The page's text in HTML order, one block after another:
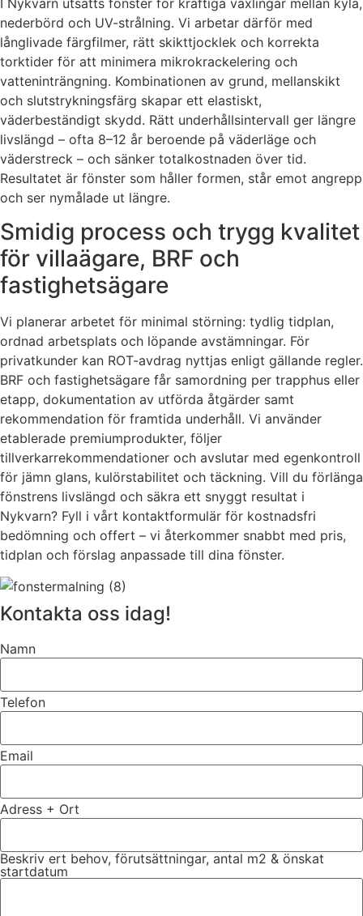
nederbörd och UV-strålning. Vi arbetar därför med
långlivade färgfilmer, rätt skikttjocklek och korrekta
torktider för att minimera mikrokrackelering och
vatteninträngning. Kombinationen av grund, mellanskikt
och slutstrykningsfärg skapar ett elastiskt,
väderbeständigt skydd. Rätt underhållsintervall ger längre
livslängd – ofta 8–12 år beroende på väderläge och
väderstreck – och sänker totalkostnaden över tid.
Resultatet är fönster som håller formen, står emot angrepp
och ser nymålade ut längre.
Smidig process och trygg kvalitet
för villaägare, BRF och
fastighetsägare
Vi planerar arbetet för minimal störning: tydlig tidplan,
ordnad arbetsplats och löpande avstämningar. För
privatkunder kan ROT-avdrag nyttjas enligt gällande regler.
BRF och fastighetsägare får samordning per trapphus eller
etapp, dokumentation av utförda åtgärder samt
rekommendation för framtida underhåll. Vi använder
etablerade premiumprodukter, följer
tillverkarrekommendationer och avslutar med egenkontroll
för jämn glans, kulörstabilitet och täckning. Vill du förlänga
fönstrens livslängd och säkra ett snyggt resultat i
Nykvarn? Fyll i vårt kontaktformulär för kostnadsfri
bedömning och offert – vi återkommer snabbt med pris,
tidplan och förslag anpassade till dina fönster.
Kontakta oss idag!
Namn
Telefon
Email
Adress + Ort
Beskriv ert behov, förutsättningar, antal m2 & önskat
startdatum